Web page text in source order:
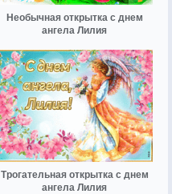
Необычная открытка с днем
ангела Лилия
Трогательная открытка с днем
ангела Лилия